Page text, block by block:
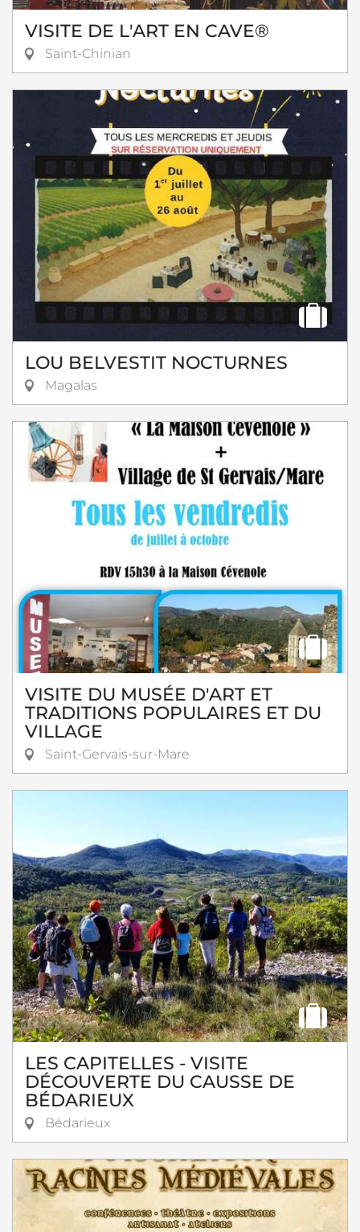
VISITE DE L'ART EN CAVE®
Saint-Chinian
LOU BELVESTIT NOCTURNES
Magalas
VISITE DU MUSÉE D'ART ET
TRADITIONS POPULAIRES ET DU
VILLAGE
Saint-Gervais-sur-Mare
LES CAPITELLES - VISITE
DÉCOUVERTE DU CAUSSE DE
BÉDARIEUX
Bédarieux